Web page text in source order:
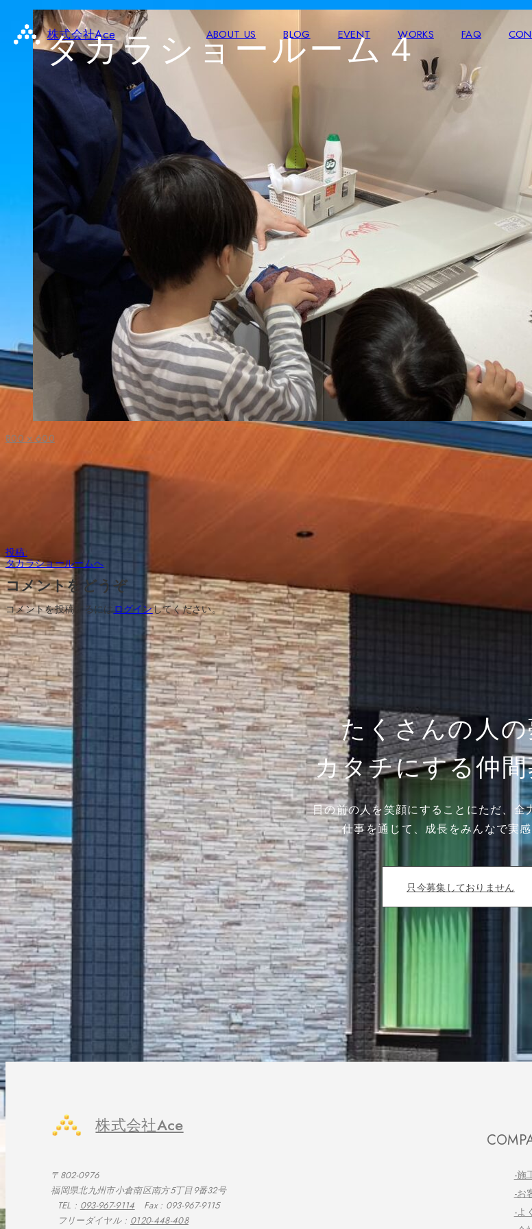
株式会社Ace ABOUT US BLOG EVENT WORKS FAQ
タカラショールーム４
フ
800 × 600
投
稿
ナ
ビ
ゲ
ー
シ
ョ
ン
投稿:
タカラショールームへ
コメントをどうぞ
コメントを投稿するには ログインしてください。
たくさんの人
カタチにする仲
目の前の人を笑顔にすることにただ、全
仕事を通じて、成長をみんなで実感
只今募集しておりません
株式会社Ace
〒802-0976
福岡県北九州市小倉南区南方5丁目9番32号
TEL : 093-967-9114 Fax : 093-967-9115
フリーダイヤル : 0120-448-408
-施
-お
-よ